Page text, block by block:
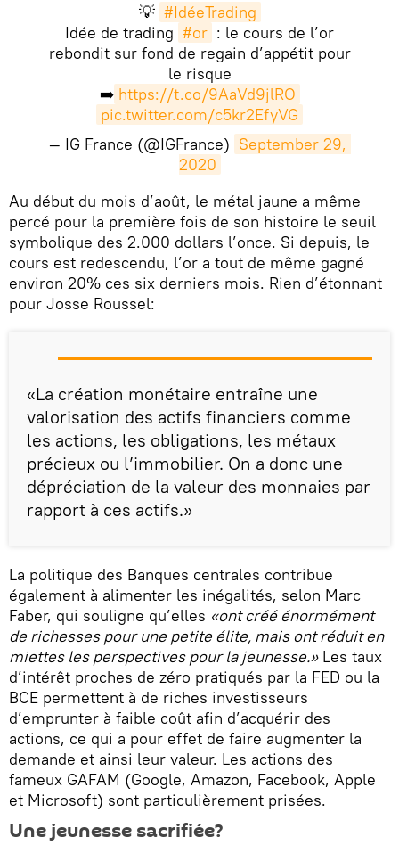
💡 #IdéeTrading
Idée de trading #or : le cours de l’or
rebondit sur fond de regain d’appétit pour
le risque
➡️ https://t.co/9AaVd9jlRO
pic.twitter.com/c5kr2EfyVG
— IG France (@IGFrance) September 29,
2020
​Au début du mois d’août, le métal jaune a même
percé pour la première fois de son histoire le seuil
symbolique des 2.000 dollars l’once. Si depuis, le
cours est redescendu, l’or a tout de même gagné
environ 20% ces six derniers mois. Rien d’étonnant
pour Josse Roussel:
«La création monétaire entraîne une
valorisation des actifs financiers comme
les actions, les obligations, les métaux
précieux ou l’immobilier. On a donc une
dépréciation de la valeur des monnaies par
rapport à ces actifs.»
La politique des Banques centrales contribue
également à alimenter les inégalités, selon Marc
Faber, qui souligne qu’elles «ont créé énormément
de richesses pour une petite élite, mais ont réduit en
miettes les perspectives pour la jeunesse.»Les taux
d’intérêt proches de zéro pratiqués par la FED ou la
BCE permettent à de riches investisseurs
d’emprunter à faible coût afin d’acquérir des
actions, ce qui a pour effet de faire augmenter la
demande et ainsi leur valeur. Les actions des
fameux GAFAM (Google, Amazon, Facebook, Apple
et Microsoft) sont particulièrement prisées.
Une jeunesse sacrifiée?